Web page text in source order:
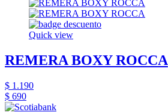
Quick view
REMERA BOXY ROCCA
$ 1.190
$ 690